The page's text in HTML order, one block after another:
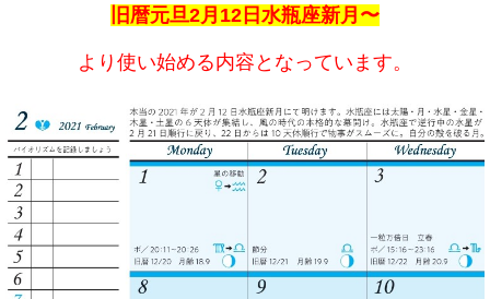
旧暦元旦2月12日水瓶座新月〜
より使い始める内容となっています。